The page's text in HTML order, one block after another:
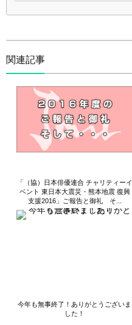
関連記事
「（協）日本俳優連合 チャリティーイ
ベント 東日本大震災・熊本地震 復興
支援2016」ご報告と御礼 そ...
今年も無事終了！ありがとうございま
した！